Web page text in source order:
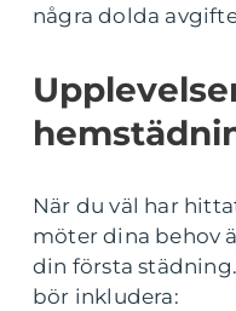
några dolda
När du väl har
möter dina behov
din första
bör inkludera: